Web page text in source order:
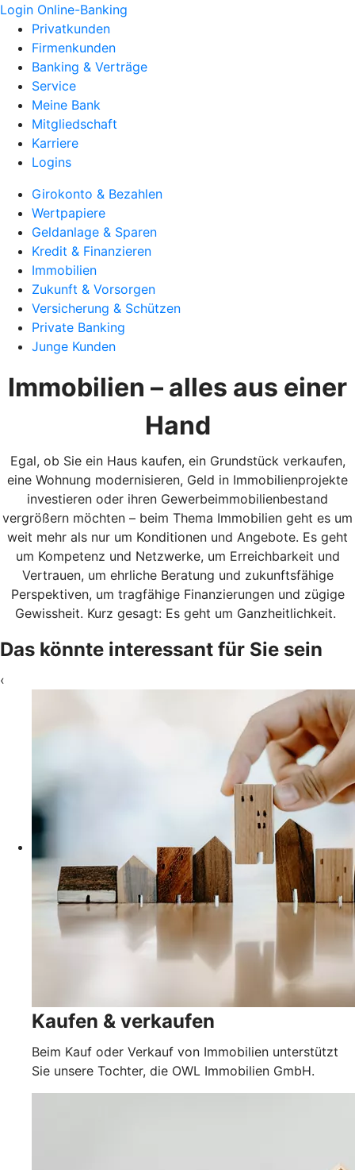
Login Online-Banking
Privatkunden
Firmenkunden
Banking & Verträge
Service
Meine Bank
Mitgliedschaft
Karriere
Logins
Girokonto & Bezahlen
Wertpapiere
Geldanlage & Sparen
Kredit & Finanzieren
Immobilien
Zukunft & Vorsorgen
Versicherung & Schützen
Private Banking
Junge Kunden
Immobilien – alles aus einer
Hand
Egal, ob Sie ein Haus kaufen, ein Grundstück verkaufen,
eine Wohnung modernisieren, Geld in Immobilienprojekte
investieren oder ihren Gewerbeimmobilienbestand
vergrößern möchten – beim Thema Immobilien geht es um
weit mehr als nur um Konditionen und Angebote. Es geht
um Kompetenz und Netzwerke, um Erreichbarkeit und
Vertrauen, um ehrliche Beratung und zukunftsfähige
Perspektiven, um tragfähige Finanzierungen und zügige
Gewissheit. Kurz gesagt: Es geht um Ganzheitlichkeit.
Das könnte interessant für Sie sein
‹
Kaufen & verkaufen
Beim Kauf oder Verkauf von Immobilien unterstützt
Sie unsere Tochter, die OWL Immobilien GmbH.